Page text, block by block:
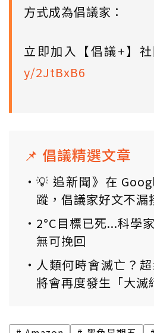
方式成為倡議家：
立即加入【倡議+】社
y/2JtBxB6
📌 倡議精選文章
💡 追新聞》在
蹤，倡議家好文不漏
2°C目標已死...科學
無可挽回
人類何時會滅亡？
將會再度發生「大滅